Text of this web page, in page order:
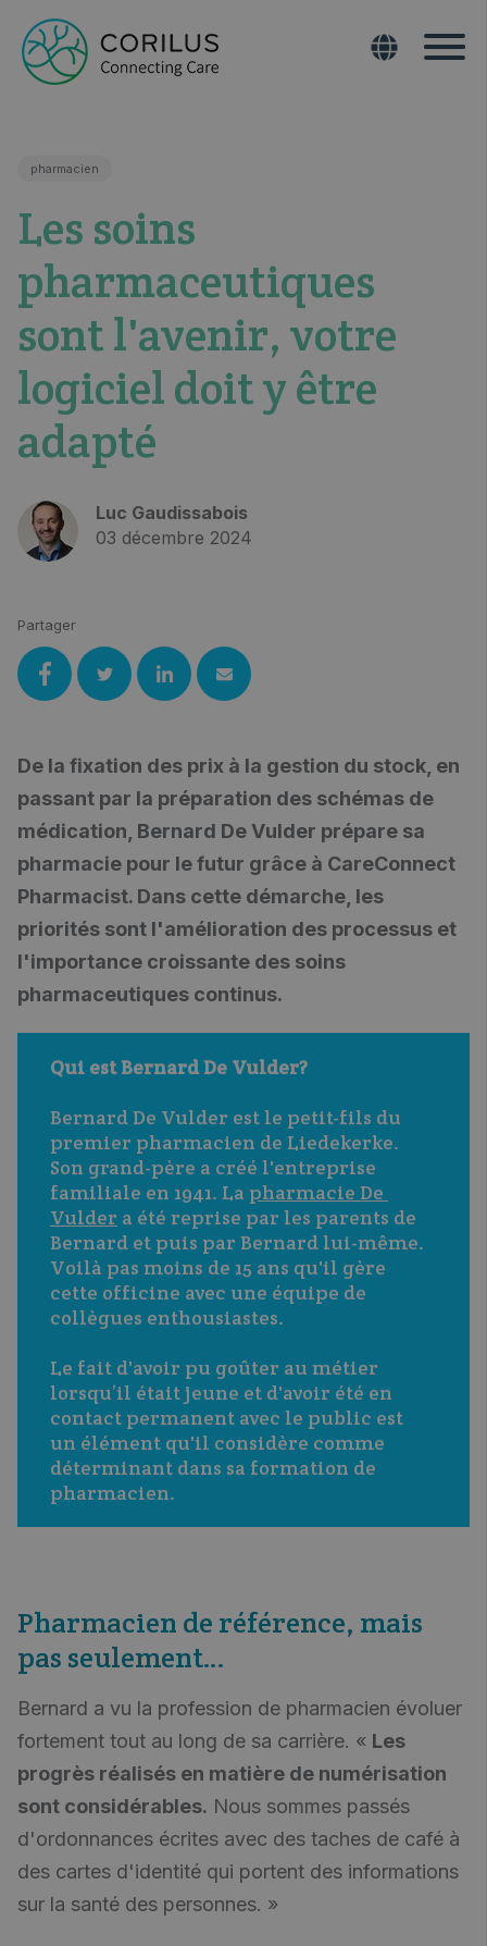
pharmacien
Les soins
pharmaceutiques
sont l'avenir, votre
logiciel doit y être
adapté
Luc Gaudissabois
03 décembre 2024
Partager
De la fixation des prix à la gestion du stock, en
passant par la préparation des schémas de
médication, Bernard De Vulder prépare sa
pharmacie pour le futur grâce à CareConnect
Pharmacist. Dans cette démarche, les
priorités sont l'amélioration des processus et
l'importance croissante des soins
pharmaceutiques continus.
Qui est Bernard De Vulder?
Bernard De Vulder est le petit-fils du
premier pharmacien de Liedekerke.
Son grand-père a créé l'entreprise
familiale en 1941. La pharmacie De
Vulder a été reprise par les parents de
Bernard et puis par Bernard lui-même.
Voilà pas moins de 15 ans qu'il gère
cette officine avec une équipe de
collègues enthousiastes.
Le fait d'avoir pu goûter au métier
lorsqu’il était jeune et d'avoir été en
contact permanent avec le public est
un élément qu'il considère comme
déterminant dans sa formation de
pharmacien.
Pharmacien de référence, mais
pas seulement…
Bernard a vu la profession de pharmacien évoluer
fortement tout au long de sa carrière. « Les
progrès réalisés en matière de numérisation
sont considérables. Nous sommes passés
d'ordonnances écrites avec des taches de café à
des cartes d'identité qui portent des informations
sur la santé des personnes. »